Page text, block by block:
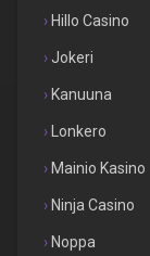
Hillo Casino
Jokeri
Kanuuna
Lonkero
Mainio Kasino
Ninja Casino
Noppa